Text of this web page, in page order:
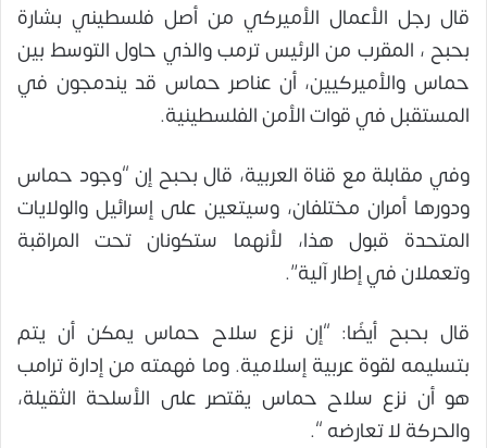
قال رجل الأعمال الأميركي من أصل فلسطيني بشارة
بحبح ، المقرب من الرئيس ترمب والذي حاول التوسط بين
حماس والأميركيين، أن عناصر حماس قد يندمجون في
المستقبل في قوات الأمن الفلسطينية.
وفي مقابلة مع قناة العربية، قال بحبح إن “وجود حماس
ودورها أمران مختلفان، وسيتعين على إسرائيل والولايات
المتحدة قبول هذا، لأنهما ستكونان تحت المراقبة
وتعملان في إطار آلية”.
قال بحبح أيضًا: “إن نزع سلاح حماس يمكن أن يتم
بتسليمه لقوة عربية إسلامية. وما فهمته من إدارة ترامب
هو أن نزع سلاح حماس يقتصر على الأسلحة الثقيلة،
والحركة لا تعارضه “.